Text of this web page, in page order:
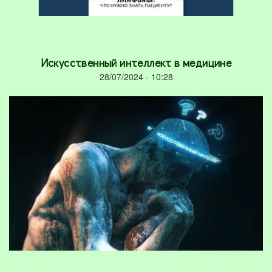
Искусственный интеллект в медицине
28/07/2024 - 10:28